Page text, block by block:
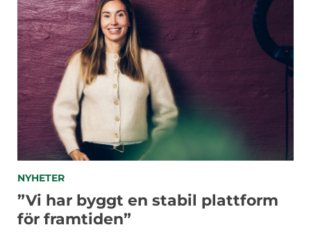
KATEGORIER
NYHETER
”Vi har byggt en stabil plattform
för framtiden”